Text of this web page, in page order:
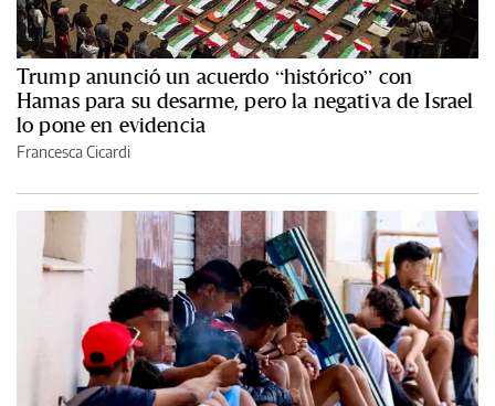
Trump anunció un acuerdo “histórico” con
Hamas para su desarme, pero la negativa de Israel
lo pone en evidencia
Francesca Cicardi